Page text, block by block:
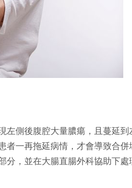
左側後腹腔大量膿瘍，且蔓延
者一再拖延病情，才會導致合
分，並在大腸直腸外科協助下